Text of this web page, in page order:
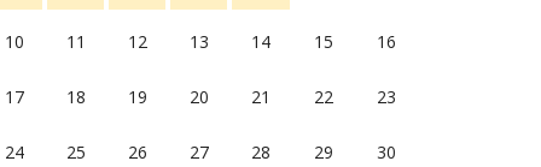
10 11 12 13 14 15 16
17 18 19 20 21 22 23
24 25 26 27 28 29 30